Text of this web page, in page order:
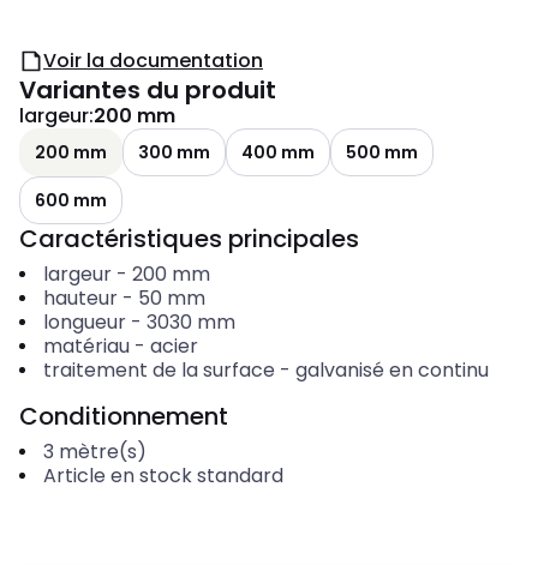
Voir la documentation
Variantes du produit
largeur:200 mm
200 mm 300 mm 400 mm
500 mm
600 mm
Caractéristiques principales
largeur- 200 mm
hauteur- 50 mm
longueur- 3030 mm
matériau- acier
traitement de la surface - galvanisé en continu
Conditionnement
3 mètre(s)
Article en stock standard